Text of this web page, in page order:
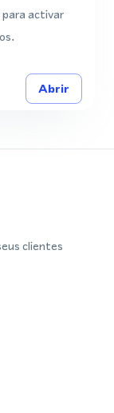
para activar
Abrir
clientes